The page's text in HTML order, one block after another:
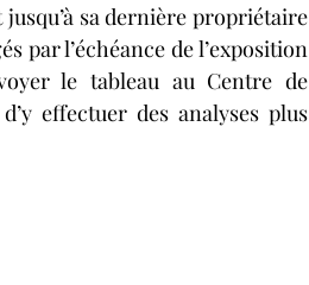
sa dernière propriétaire
par l’échéance de l’exposition
le tableau au Centre de
effectuer des analyses plus